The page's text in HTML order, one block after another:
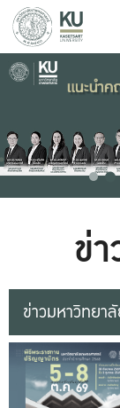
ข่
ข่าวมหาวิทยา